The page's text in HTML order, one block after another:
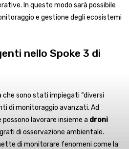
In questo modo sarà possibile
e gestione degli ecosistemi
nello Spoke 3 di
che sono stati impiegati “diversi
di monitoraggio avanzati. Ad
lavorare insieme a droni
di osservazione ambientale.
di monitorare fenomeni come la